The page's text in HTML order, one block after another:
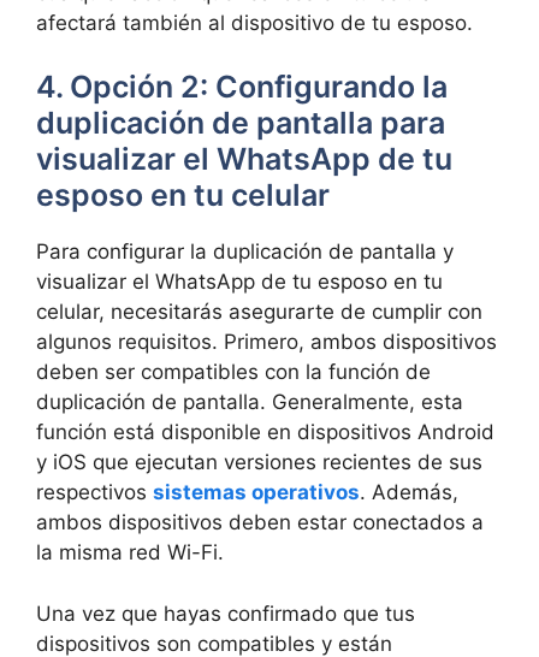
afectará también al dispositivo de tu esposo.
4. Opción 2: Configurando la
duplicación de pantalla para
visualizar el WhatsApp de tu
esposo en tu celular
Para configurar la duplicación de pantalla y
visualizar el WhatsApp de tu esposo en tu
celular, necesitarás asegurarte de cumplir con
algunos requisitos. Primero, ambos dispositivos
deben ser compatibles con la función de
duplicación de pantalla. Generalmente, esta
función está disponible en dispositivos Android
y iOS que ejecutan versiones recientes de sus
respectivos sistemas operativos. Además,
ambos dispositivos deben estar conectados a
la misma red Wi-Fi.
Una vez que hayas confirmado que tus
dispositivos son compatibles y están